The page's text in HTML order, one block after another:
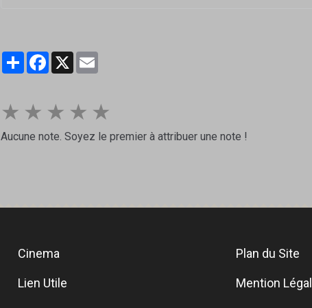
PartagerFacebook
X
★ ★ ★ ★ ★
Aucune note. Soyez le premier à attribuer une note !
Cinema
Lien Utile
Plan du Site
Mention